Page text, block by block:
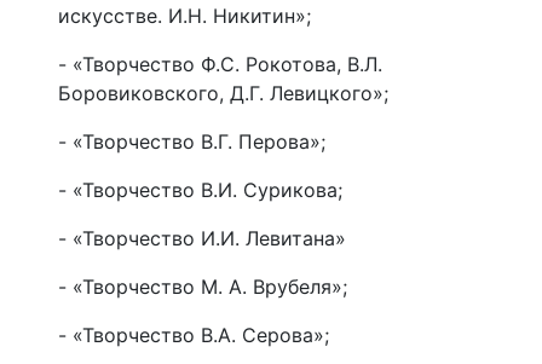
искусстве. И.Н. Никитин»;
- «Творчество Ф.С. Рокотова, В.Л.
Боровиковского, Д.Г. Левицкого»;
- «Творчество В.Г. Перова»;
- «Творчество В.И. Сурикова;
- «Творчество И.И. Левитана»
- «Творчество М. А. Врубеля»;
- «Творчество В.А. Серова»;